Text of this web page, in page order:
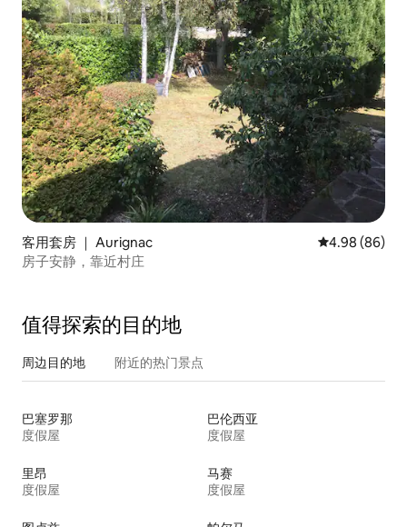
客用套房 ｜ Aurignac 平均评分 4.98
4.98 (86)
房子安静，靠近村庄
值得探索的目的地
周边目的地 附近的热门景点
巴塞罗那
度假屋
巴伦西亚
度假屋
里昂
度假屋
马赛
度假屋